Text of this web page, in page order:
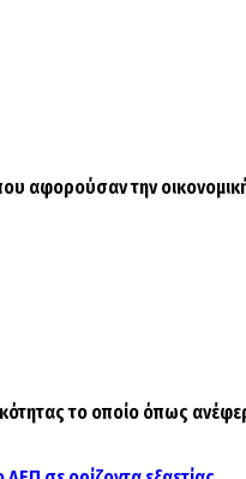
αφορούσαν την
το οποίο όπως ανέφερε